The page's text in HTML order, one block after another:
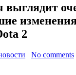
выглядит
2
No comments